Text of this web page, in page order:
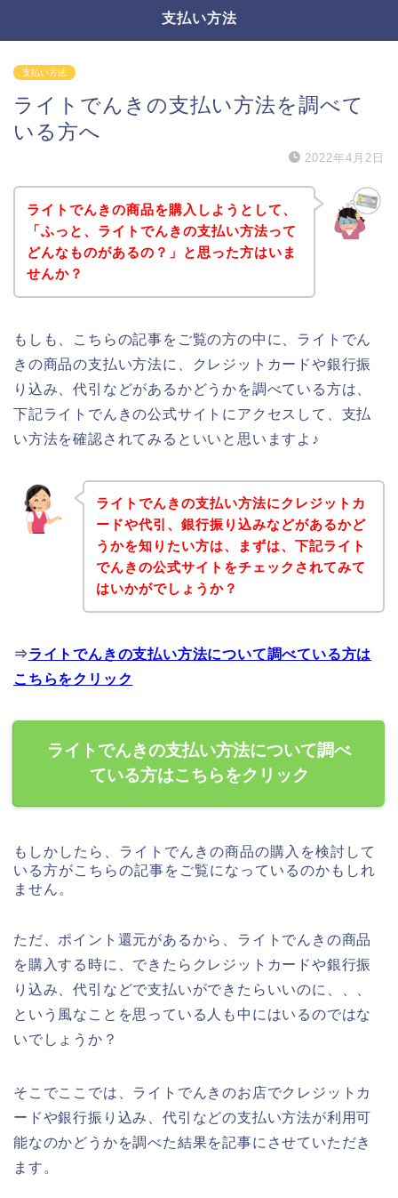
支払い方法
支払い方法
ライトでんきの支払い方法を調べて
いる方へ
2022年4月2日
ライトでんきの商品を購入しようとして、
「ふっと、ライトでんきの支払い方法って
どんなものがあるの？」と思った方はいま
せんか？
もしも、こちらの記事をご覧の方の中に、ライトでん
きの商品の支払い方法に、クレジットカードや銀行振
り込み、代引などがあるかどうかを調べている方は、
下記ライトでんきの公式サイトにアクセスして、支払
い方法を確認されてみるといいと思いますよ♪
ライトでんきの支払い方法にクレジットカ
ードや代引、銀行振り込みなどがあるかど
うかを知りたい方は、まずは、下記ライト
でんきの公式サイトをチェックされてみて
はいかがでしょうか？
⇒ライトでんきの支払い方法について調べている方は
こちらをクリック
ライトでんきの支払い方法について調べ
ている方はこちらをクリック
もしかしたら、ライトでんきの商品の購入を検討して
いる方がこちらの記事をご覧になっているのかもしれ
ません。
ただ、ポイント還元があるから、ライトでんきの商品
を購入する時に、できたらクレジットカードや銀行振
り込み、代引などで支払いができたらいいのに、、、
という風なことを思っている人も中にはいるのではな
いでしょうか？
そこでここでは、ライトでんきのお店でクレジットカ
ードや銀行振り込み、代引などの支払い方法が利用可
能なのかどうかを調べた結果を記事にさせていただき
ます。